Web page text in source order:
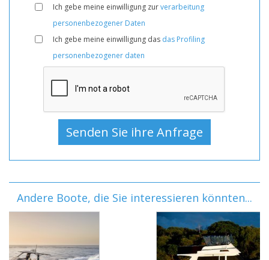
Ich gebe meine einwilligung zurverarbeitung
personenbezogener Daten
Ich gebe meine einwilligung das das Profiling
personenbezogener daten
Andere Boote, die Sie interessieren könnten...